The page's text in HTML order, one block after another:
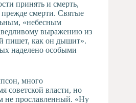
принять и смерть,
прежде смерти. Святые
«небесным
выражению из
пишет, как он дышит».
наделено особыми
много
советской власти, но
не прославленный. «Ну